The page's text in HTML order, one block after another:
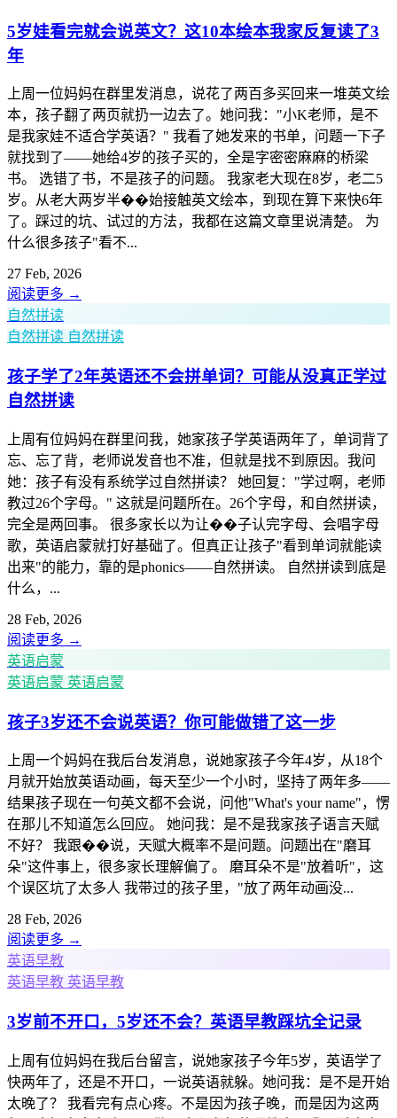
5岁娃看完就会说英文？这10本绘本我家反复读了3
年
上周一位妈妈在群里发消息，说花了两百多买回来一堆英文绘
本，孩子翻了两页就扔一边去了。她问我："小K老师，是不
是我家娃不适合学英语？" 我看了她发来的书单，问题一下子
就找到了——她给4岁的孩子买的，全是字密密麻麻的桥梁
书。 选错了书，不是孩子的问题。 我家老大现在8岁，老二5
岁。从老大两岁半��始接触英文绘本，到现在算下来快6年
了。踩过的坑、试过的方法，我都在这篇文章里说清楚。 为
什么很多孩子"看不...
27 Feb, 2026
阅读更多 →
自然拼读
自然拼读 自然拼读
孩子学了2年英语还不会拼单词？可能从没真正学过
自然拼读
上周有位妈妈在群里问我，她家孩子学英语两年了，单词背了
忘、忘了背，老师说发音也不准，但就是找不到原因。我问
她：孩子有没有系统学过自然拼读？ 她回复："学过啊，老师
教过26个字母。" 这就是问题所在。26个字母，和自然拼读，
完全是两回事。 很多家长以为让��子认完字母、会唱字母
歌，英语启蒙就打好基础了。但真正让孩子"看到单词就能读
出来"的能力，靠的是phonics——自然拼读。 自然拼读到底是
什么，...
28 Feb, 2026
阅读更多 →
英语启蒙
英语启蒙 英语启蒙
孩子3岁还不会说英语？你可能做错了这一步
上周一个妈妈在我后台发消息，说她家孩子今年4岁，从18个
月就开始放英语动画，每天至少一个小时，坚持了两年多——
结果孩子现在一句英文都不会说，问他"What's your name"，愣
在那儿不知道怎么回应。 她问我：是不是我家孩子语言天赋
不好？ 我跟��说，天赋大概率不是问题。问题出在"磨耳
朵"这件事上，很多家长理解偏了。 磨耳朵不是"放着听"，这
个误区坑了太多人 我带过的孩子里，"放了两年动画没...
28 Feb, 2026
阅读更多 →
英语早教
英语早教 英语早教
3岁前不开口，5岁还不会？英语早教踩坑全记录
上周有位妈妈在我后台留言，说她家孩子今年5岁，英语学了
快两年了，还是不开口，一说英语就躲。她问我：是不是开始
太晚了？ 我看完有点心疼。不是因为孩子晚，而是因为这两